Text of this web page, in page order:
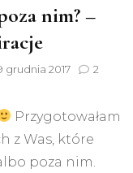
nim? –
grudnia 2017
2
Przygotowałam
z Was, które
poza nim.